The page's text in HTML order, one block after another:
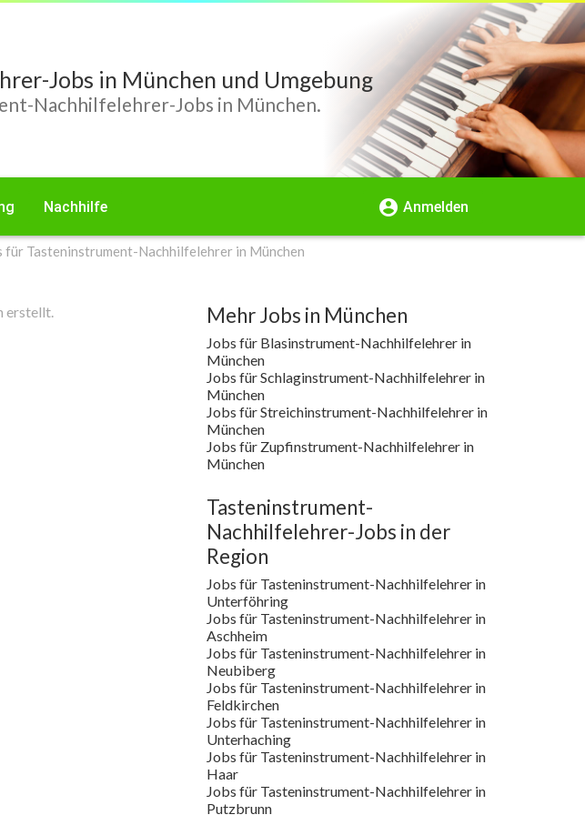
Jobs in München und Umgebung
Nachhilfelehrer-Jobs in München.
Nachhilfe account_circle Anmelden
für Tasteninstrument-Nachhilfelehrer in München
erstellt. Mehr Jobs in München
Jobs für Blasinstrument-Nachhilfelehrer in
München
Jobs für Schlaginstrument-Nachhilfelehrer in
München
Jobs für Streichinstrument-Nachhilfelehrer in
München
Jobs für Zupfinstrument-Nachhilfelehrer in
München
Tasteninstrument-
Nachhilfelehrer-Jobs in der
Region
Jobs für Tasteninstrument-Nachhilfelehrer in
Unterföhring
Jobs für Tasteninstrument-Nachhilfelehrer in
Aschheim
Jobs für Tasteninstrument-Nachhilfelehrer in
Neubiberg
Jobs für Tasteninstrument-Nachhilfelehrer in
Feldkirchen
Jobs für Tasteninstrument-Nachhilfelehrer in
Unterhaching
Jobs für Tasteninstrument-Nachhilfelehrer in
Haar
Jobs für Tasteninstrument-Nachhilfelehrer in
Putzbrunn